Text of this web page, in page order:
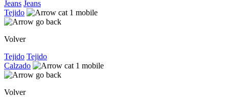
Jeans Jeans
Tejido
Volver
Tejido Tejido
Calzado
Volver